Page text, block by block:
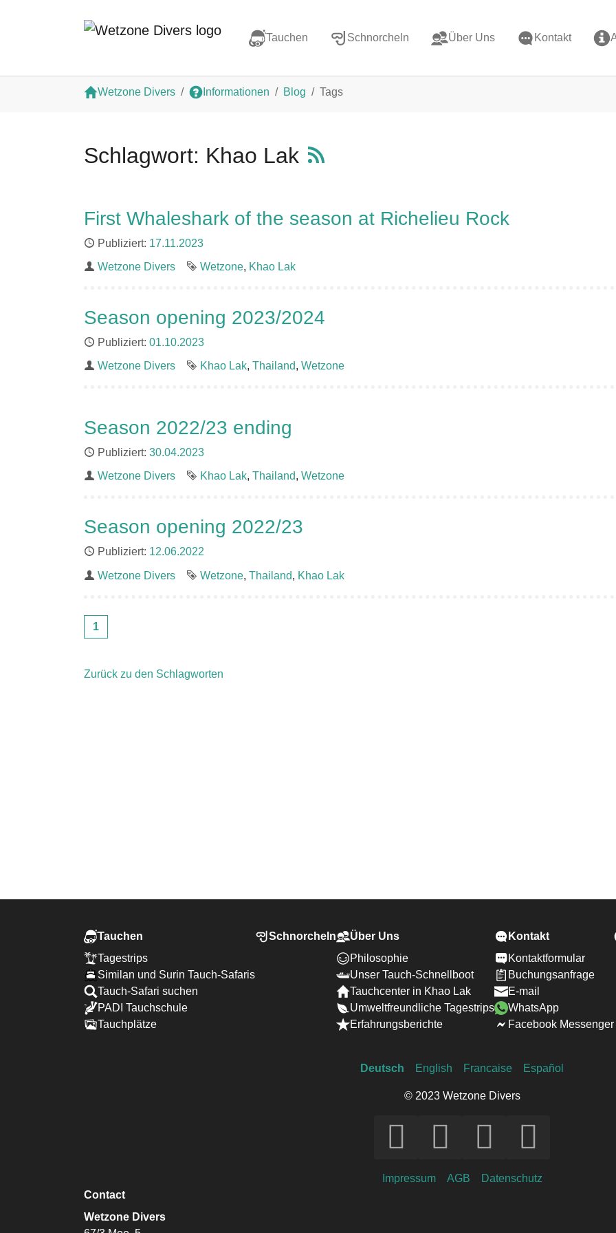
Tauchen Schnorcheln Über Uns Kontakt
Wetzone Divers Informationen Blog Tags
Schlagwort: Khao Lak
First Whaleshark of the season at Richelieu Rock
Publiziert 17.11.2023
Autor
Wetzone Divers Schlagworte
Wetzone Khao Lak
Season opening 2023/2024
Publiziert 01.10.2023
Autor
Wetzone Divers Schlagworte
Khao Lak Thailand Wetzone
Season 2022/23 ending
Publiziert 30.04.2023
Autor
Wetzone Divers Schlagworte
Khao Lak Thailand Wetzone
Season opening 2022/23
Publiziert 12.06.2022
Autor
Wetzone Divers Schlagworte
Wetzone Thailand Khao Lak
1
Zurück zu den Schlagworten
Tauchen
Tagestrips
Similan und Surin Tauch-Safaris
Tauch-Safari suchen
PADI Tauchschule
Tauchplätze
Schnorcheln
Über Uns
Philosophie
Unser Tauch-Schnellboot
Tauchcenter in Khao Lak
Umweltfreundliche Tagestrips
Erfahrungsberichte
Kontakt
Kontaktformular
Buchungsanfrage
E-mail
WhatsApp
Facebook Messenger
Deutsch English Francaise Español
© 2023 Wetzone Divers
Impressum AGB
Datenschutz
Contact
Wetzone Divers